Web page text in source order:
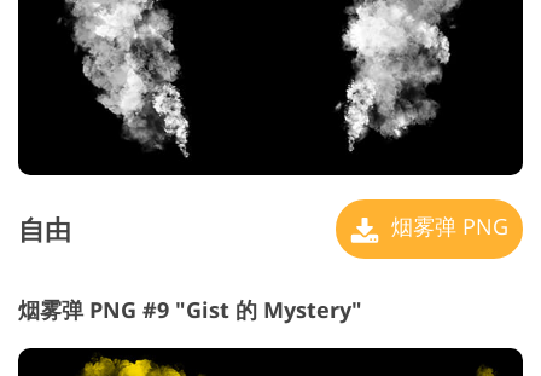
自由 烟雾弹 PNG
烟雾弹 PNG #9 "Gist 的 Mystery"